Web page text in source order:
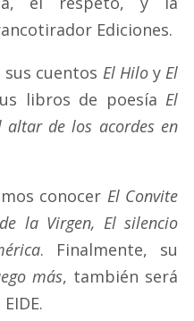
Ediciones.
cuentos El HiloyEl
libros de poesíaEl
altar de los acordes en
conocer El Convite
la Virgen, El silencio
. Finalmente, su
más, también será